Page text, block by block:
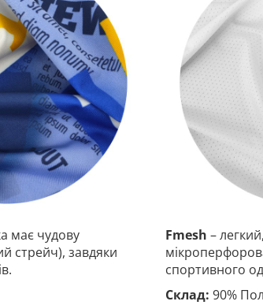
має чудову
стрейч), завдяки
Fmesh –
спортивного
Склад: 90%